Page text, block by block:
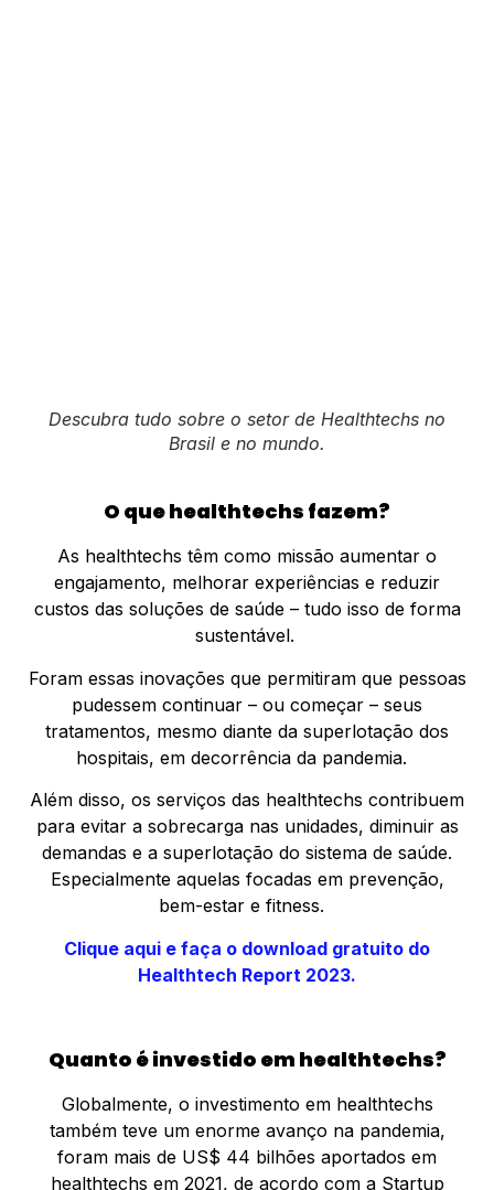
Descubra tudo sobre o setor de Healthtechs no
Brasil e no mundo.
O que healthtechs fazem?
As healthtechs têm como missão aumentar o
engajamento, melhorar experiências e reduzir
custos das soluções de saúde – tudo isso de forma
sustentável.
Foram essas inovações que permitiram que pessoas
pudessem continuar – ou começar – seus
tratamentos, mesmo diante da superlotação dos
hospitais, em decorrência da pandemia.
Além disso, os serviços das healthtechs contribuem
para evitar a sobrecarga nas unidades, diminuir as
demandas e a superlotação do sistema de saúde.
Especialmente aquelas focadas em prevenção,
bem-estar e fitness.
Clique aqui e faça o download gratuito do
Healthtech Report 2023.
Quanto é investido em healthtechs?
Globalmente, o investimento em healthtechs
também teve um enorme avanço na pandemia,
foram mais de US$ 44 bilhões aportados em
healthtechs em 2021, de acordo com a Startup